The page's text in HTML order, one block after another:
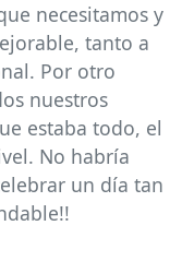
necesitamos y
tanto a
Por otro
nuestros
estaba todo, el
No habría
un día tan